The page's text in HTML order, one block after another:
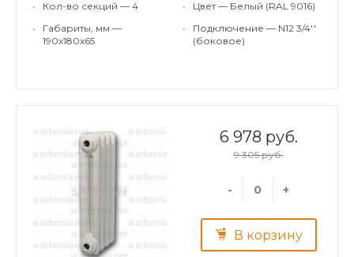
•
Кол-во секций — 4
•
Габариты, мм —
190x180x65
•
Цвет — Белый (RAL 9016)
•
Подключение — N12 3/4''
(боковое)
6 978 руб.
9 305 руб.
- +
В корзину